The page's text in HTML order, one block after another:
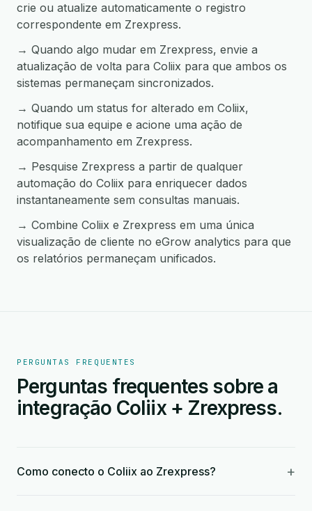
crie ou atualize automaticamente o registro
correspondente em Zrexpress.
→ Quando algo mudar em Zrexpress, envie a
atualização de volta para Coliix para que ambos os
sistemas permaneçam sincronizados.
→ Quando um status for alterado em Coliix,
notifique sua equipe e acione uma ação de
acompanhamento em Zrexpress.
→ Pesquise Zrexpress a partir de qualquer
automação do Coliix para enriquecer dados
instantaneamente sem consultas manuais.
→ Combine Coliix e Zrexpress em uma única
visualização de cliente no eGrow analytics para que
os relatórios permaneçam unificados.
PERGUNTAS FREQUENTES
Perguntas frequentes sobre a
integração Coliix + Zrexpress.
Como conecto o Coliix ao Zrexpress? +